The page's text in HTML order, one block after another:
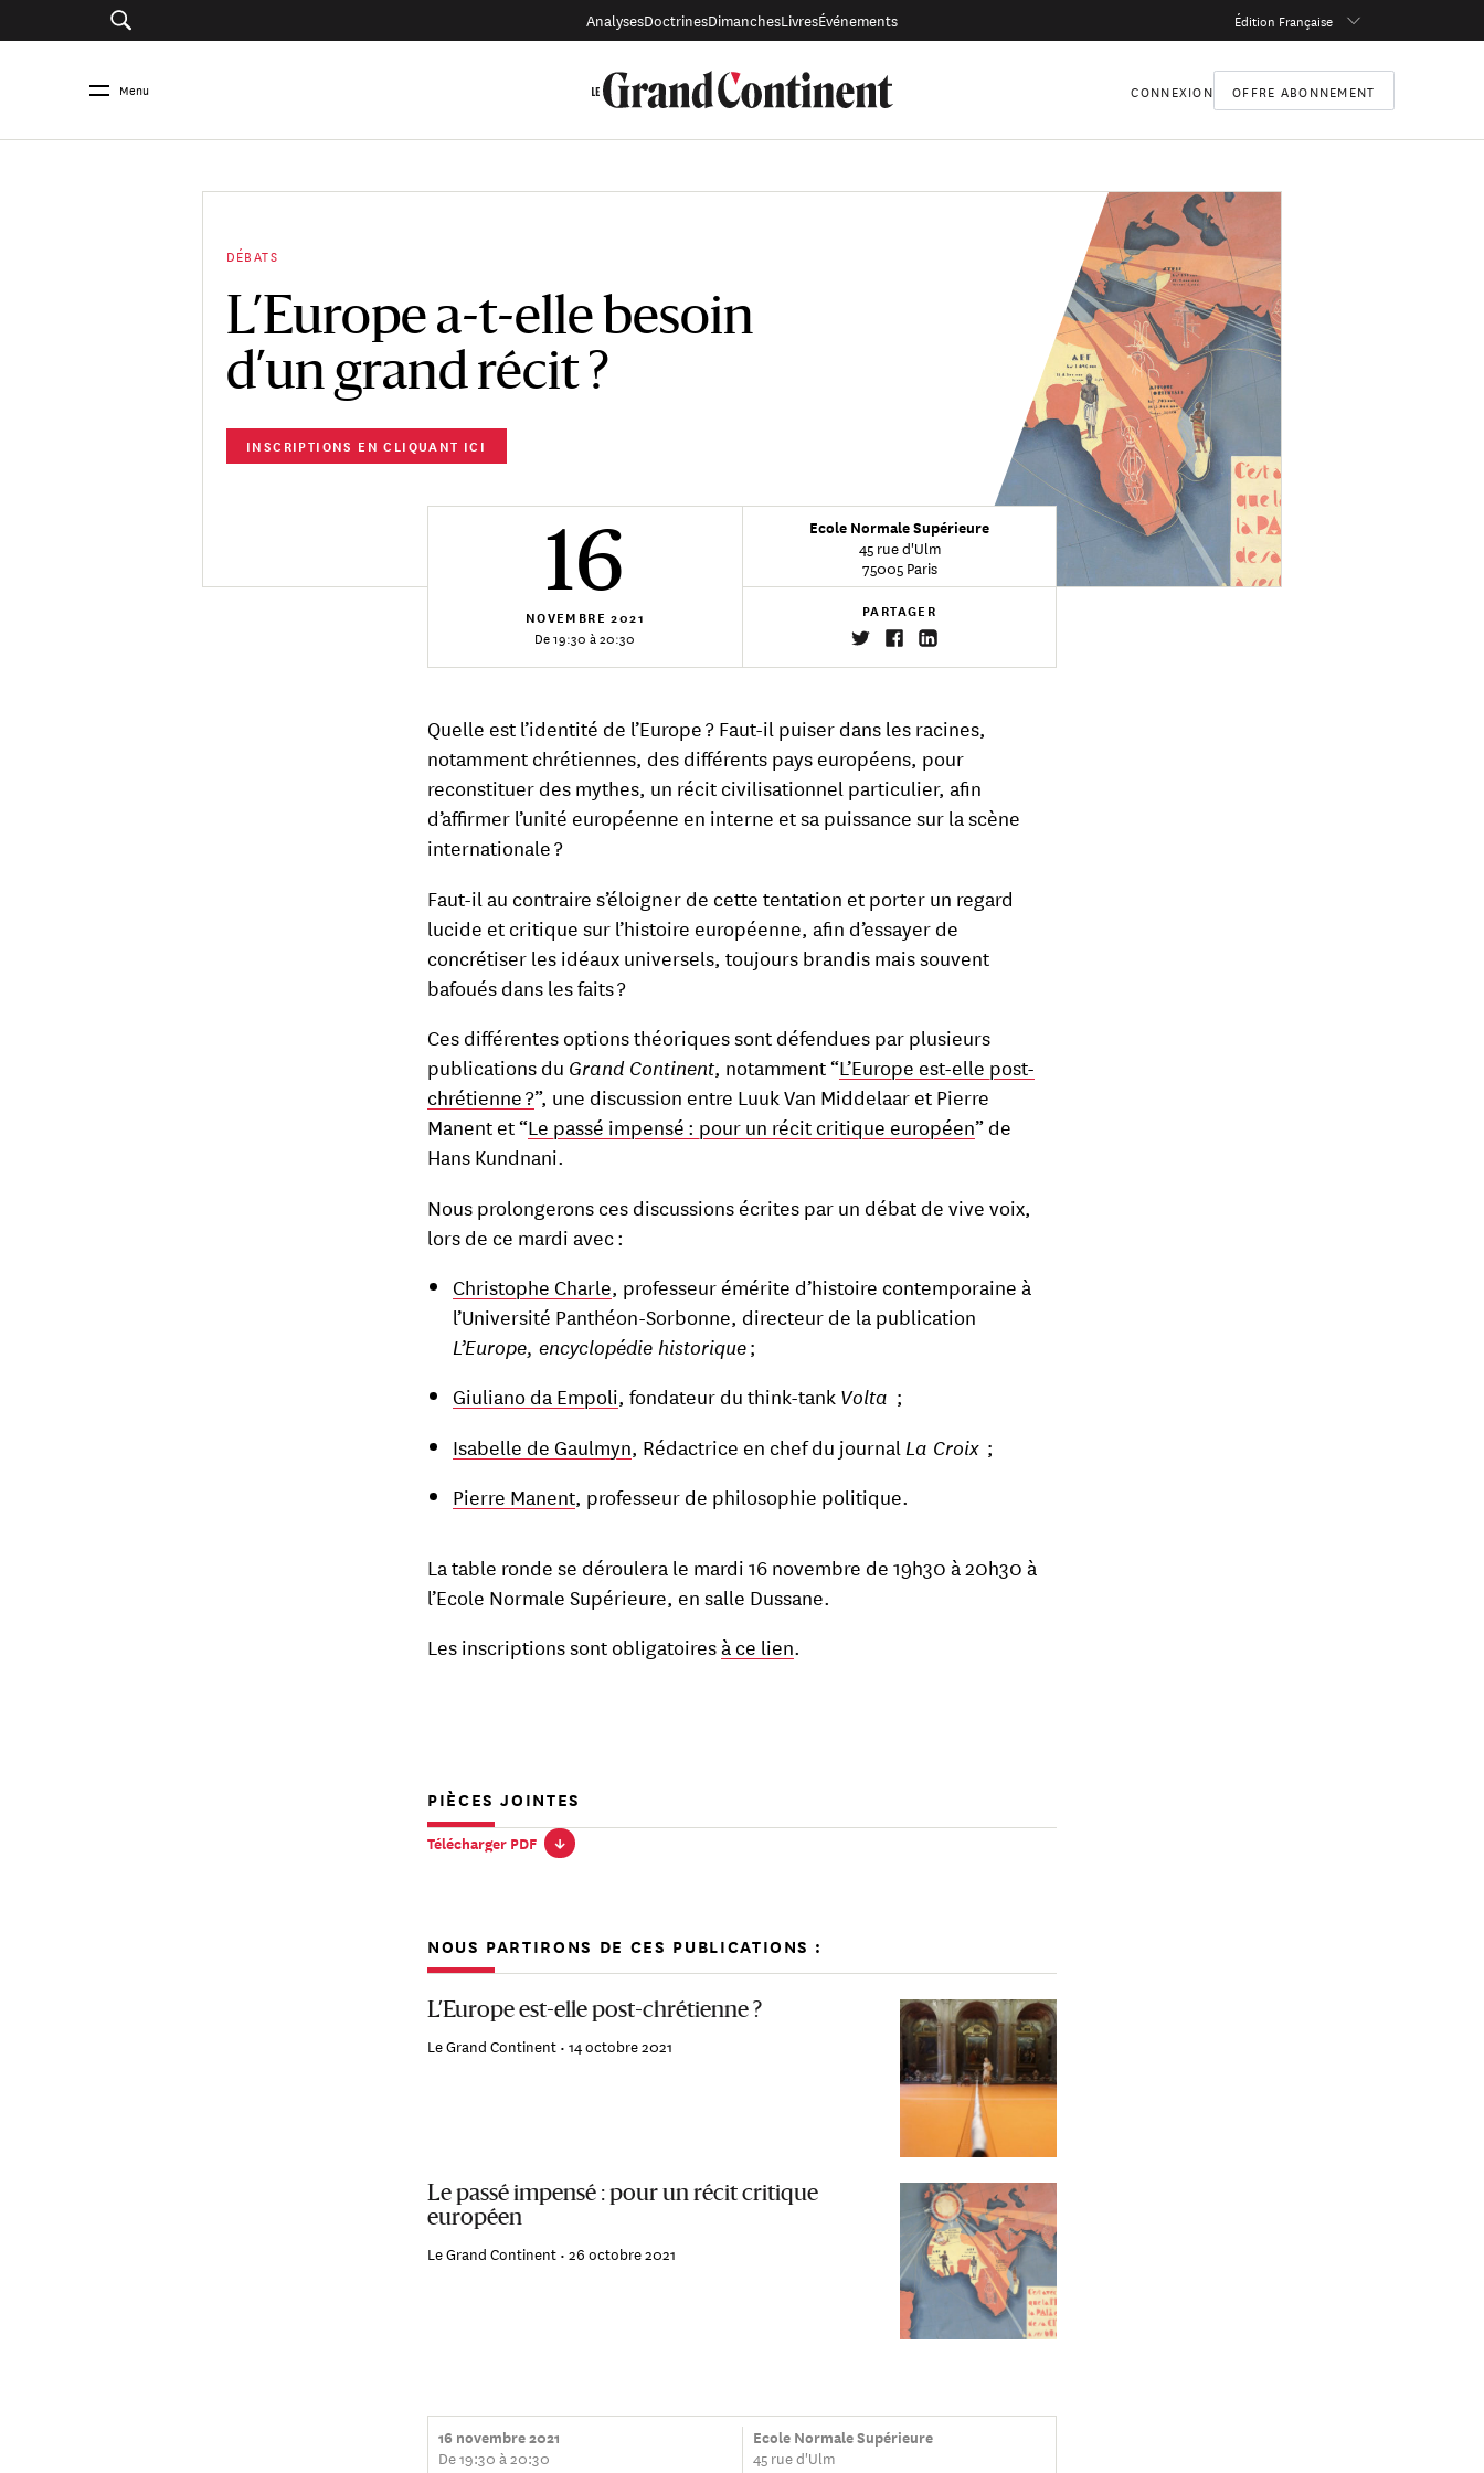
AnalysesDoctrinesDimanchesLivresÉvénements Édition Française
Menu CONNEXION OFFRE ABONNEMENT
DÉBATS
L’Europe a-t-elle besoin
d’un grand récit ?
INSCRIPTIONS EN CLIQUANT ICI
16
NOVEMBRE 2021
De 19:30 à 20:30
Ecole Normale Supérieure
45 rue d'Ulm
75005 Paris
PARTAGER
Quelle est l’identité de l’Europe ? Faut-il puiser dans les racines,
notamment chrétiennes, des différents pays européens, pour
reconstituer des mythes, un récit civilisationnel particulier, afin
d’affirmer l’unité européenne en interne et sa puissance sur la scène
internationale ?
Faut-il au contraire s’éloigner de cette tentation et porter un regard
lucide et critique sur l’histoire européenne, afin d’essayer de
concrétiser les idéaux universels, toujours brandis mais souvent
bafoués dans les faits ?
Ces différentes options théoriques sont défendues par plusieurs
publications du Grand Continent, notamment “L’Europe est-elle post-
chrétienne ?”, une discussion entre Luuk Van Middelaar et Pierre
Manent et “Le passé impensé : pour un récit critique européen” de
Hans Kundnani.
Nous prolongerons ces discussions écrites par un débat de vive voix,
lors de ce mardi avec :
Christophe Charle, professeur émérite d’histoire contemporaine à
l’Université Panthéon-Sorbonne, directeur de la publication
L’Europe, encyclopédie historique;
Giuliano da Empoli, fondateur du think-tankVolta ;
Isabelle de Gaulmyn, Rédactrice en chef du journalLa Croix ;
Pierre Manent, professeur de philosophie politique.
La table ronde se déroulera le mardi 16 novembre de 19h30 à 20h30 à
l’Ecole Normale Supérieure, en salle Dussane.
Les inscriptions sont obligatoiresà ce lien.
PIÈCES JOINTES
Télécharger PDF ↓
NOUS PARTIRONS DE CES PUBLICATIONS :
L’Europe est-elle post-chrétienne ?
Le Grand Continent •14 octobre 2021
Le passé impensé : pour un récit critique
européen
Le Grand Continent •26 octobre 2021
16 novembre 2021
De 19:30 à 20:30
Ecole Normale Supérieure
45 rue d'Ulm